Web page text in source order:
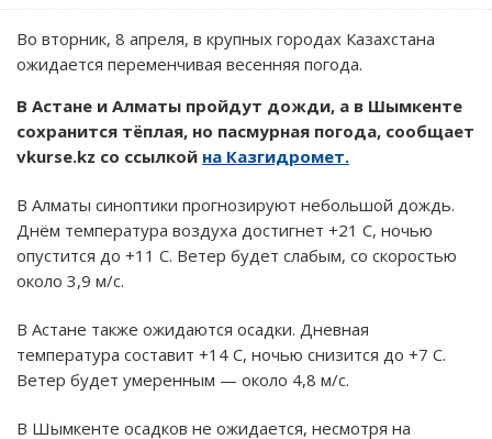
Во вторник, 8 апреля, в крупных городах Казахстана
ожидается переменчивая весенняя погода.
В Астане и Алматы пройдут дожди, а в Шымкенте
сохранится тёплая, но пасмурная погода, сообщает
vkurse.kz со ссылкой на Казгидромет.
В Алматы синоптики прогнозируют небольшой дождь.
Днём температура воздуха достигнет +21 C, ночью
опустится до +11 C. Ветер будет слабым, со скоростью
около 3,9 м/с.
В Астане также ожидаются осадки. Дневная
температура составит +14 C, ночью снизится до +7 C.
Ветер будет умеренным — около 4,8 м/с.
В Шымкенте осадков не ожидается, несмотря на